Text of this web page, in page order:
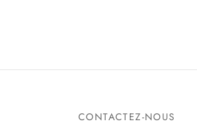
CONTACTEZ-NOUS